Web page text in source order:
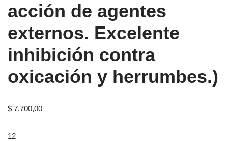
acción de agentes
externos. Excelente
inhibición contra
oxicación y herrumbes.)
$ 7.700,00
12